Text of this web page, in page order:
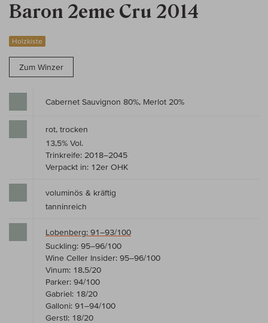
Baron 2eme Cru 2014
Holzkiste
Zum Winzer
Cabernet Sauvignon 80%, Merlot 20%
rot, trocken
13,5% Vol.
Trinkreife: 2018–2045
Verpackt in: 12er OHK
voluminös & kräftig
tanninreich
Lobenberg: 91–93/100
Suckling: 95–96/100
Wine Celler Insider: 95–96/100
Vinum: 18,5/20
Parker: 94/100
Gabriel: 18/20
Galloni: 91–94/100
Gerstl: 18/20